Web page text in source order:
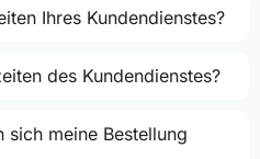
Ihres Kundendienstes?
des Kundendienstes?
sich meine Bestellung